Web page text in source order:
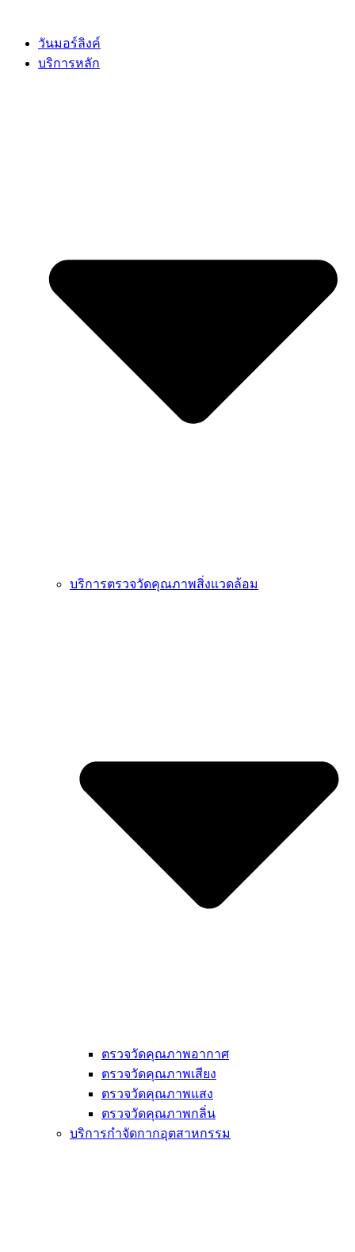
contentวันมอร์ลิงค์
บริการหลัก
บริการตรวจวัดคุณภาพสิ่งแวดล้อม
ตรวจวัดคุณภาพอากาศ
ตรวจวัดคุณภาพเสียง
ตรวจวัดคุณภาพแสง
ตรวจวัดคุณภาพกลิ่น
บริการกำจัดกากอุตสาหกรรม